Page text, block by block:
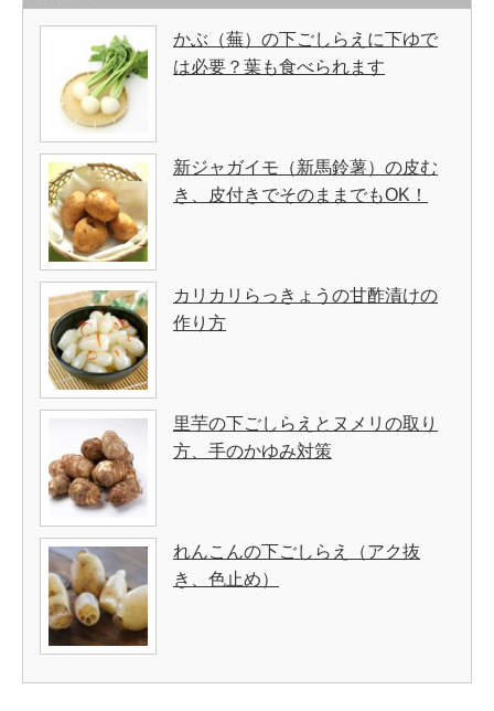
かぶ（蕪）の下ごしらえに下ゆで
は必要？葉も食べられます
新ジャガイモ（新馬鈴薯）の皮む
き、皮付きでそのままでもOK！
カリカリらっきょうの甘酢漬けの
作り方
里芋の下ごしらえとヌメリの取り
方、手のかゆみ対策
れんこんの下ごしらえ（アク抜
き、色止め）